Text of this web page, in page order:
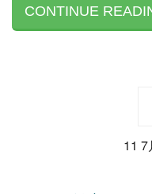
CONTINUE
11 7